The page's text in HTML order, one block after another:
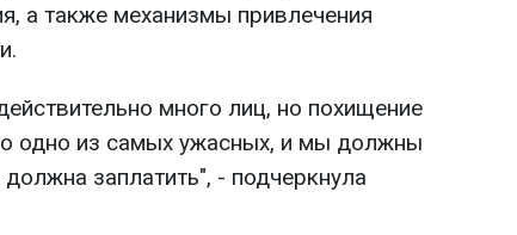
а также механизмы привлечения
много лиц, но похищение
одно из самых ужасных, и мы должны
заплатить", - подчеркнула